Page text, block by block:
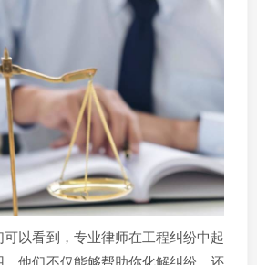
以看到，专业律师在工程纠纷中起
他们不仅能够帮助你化解纠纷，还